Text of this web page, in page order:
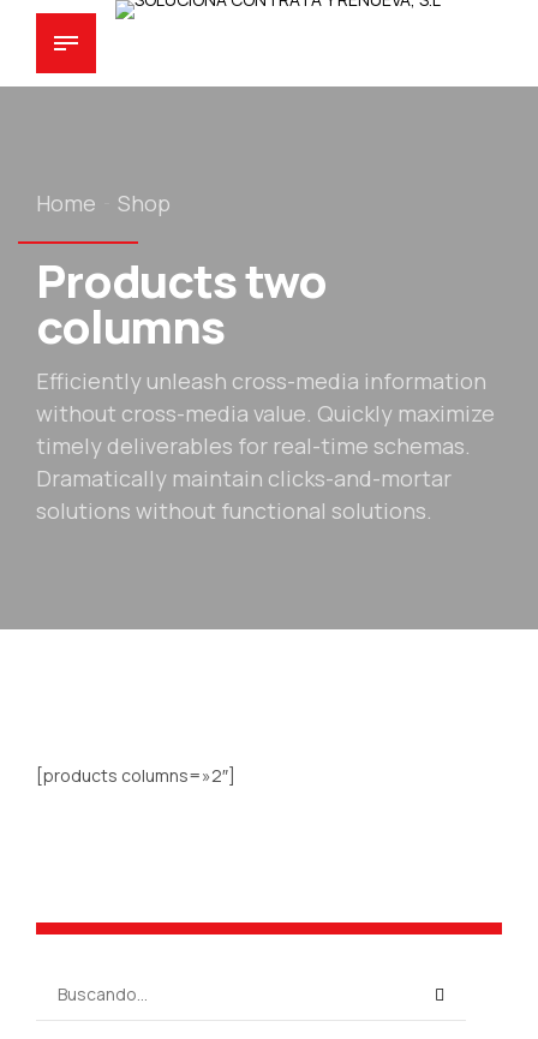
Home Shop
Products two
columns
Efficiently unleash cross-media information
without cross-media value. Quickly maximize
timely deliverables for real-time schemas.
Dramatically maintain clicks-and-mortar
solutions without functional solutions.
[products columns=»2″]